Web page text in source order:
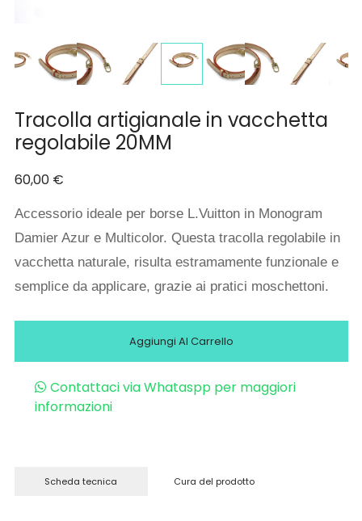
Tracolla artigianale in vacchetta
regolabile 20MM
60,00 €
Accessorio ideale per borse L.Vuitton in Monogram
Damier Azur e Multicolor. Questa tracolla regolabile in
vacchetta naturale, risulta estramamente funzionale e
semplice da applicare, grazie ai pratici moschettoni.
Aggiungi Al Carrello
Contattaci via Whataspp per maggiori
informazioni
Scheda tecnica Cura del prodotto